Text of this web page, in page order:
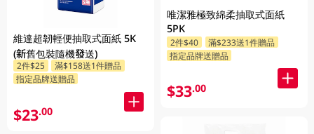
維達超韌輕便抽取式面紙 5K
(新舊包裝隨機發送)
2件$25
滿$158送1件贈品
指定品牌送贈品
$23.00
唯潔雅極致綿柔抽取式面紙
5PK
2件$40
滿$233送1件贈品
指定品牌送贈品
$33.00